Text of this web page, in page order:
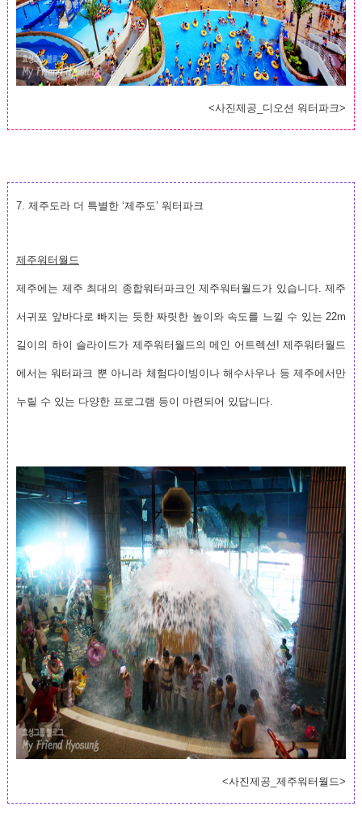
<사진제공_디오션 워터파크>
7. 제주도라 더 특별한 ‘제주도’ 워터파크
제주워터월드
제주에는 제주 최대의 종합워터파크인 제주워터월드가 있습니다. 제주
서귀포 앞바다로 빠지는 듯한 짜릿한 높이와 속도를 느낄 수 있는 22m
길이의 하이 슬라이드가 제주워터월드의 메인 어트렉션! 제주워터월드
에서는 워터파크 뿐 아니라 체험다이빙이나 해수사우나 등 제주에서만
누릴 수 있는 다양한 프로그램 등이 마련되어 있답니다.
<사진제공_제주워터월드>